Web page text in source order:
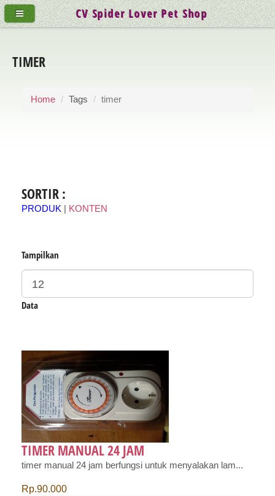
TIMER
Home Tags timer
SORTIR :
PRODUK KONTEN
Tampilkan
Data
​TIMER MANUAL 24 JAM
timer manual 24 jam berfungsi untuk menyalakan lam...
Rp.90.000
CV Spider Lover Pet Shop